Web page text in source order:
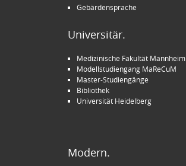
Gebärdensprache
Universitär.
Medizinische Fakultät Mannheim
Modellstudiengang MaReCuM
Master-Studiengänge
Bibliothek
Universität Heidelberg
Modern.